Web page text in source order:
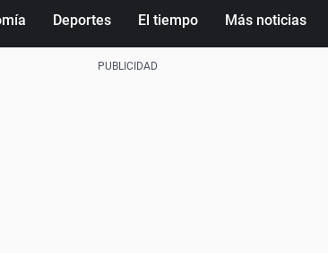
Deportes El tiempo Más noticias